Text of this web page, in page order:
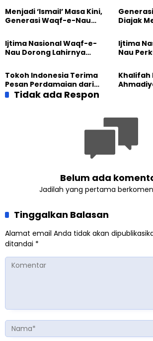
Menjadi ‘Ismail’ Masa Kini,
Generasi Waqf-e-Nau
Pengabdian
Diajak
Dunia
Ijtima Nasional Waqf-e-
Nau Dorong Lahirnya
yang Militan
Ijtima
Nau
Masa
Tokoh Indonesia Terima
Pesan Perdamaian dari
Khalifah Muslim
Khalifah
Tidak ada Respon
Belum ada
Jadilah yang pertama
Tinggalkan Balasan
Alamat email Anda tidak akan
ditandai *